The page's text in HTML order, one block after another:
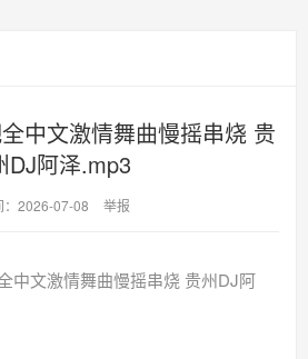
中文激情舞曲慢摇串烧 贵
DJ阿泽.mp3
：2026-07-08 举报
中文激情舞曲慢摇串烧 贵州DJ阿